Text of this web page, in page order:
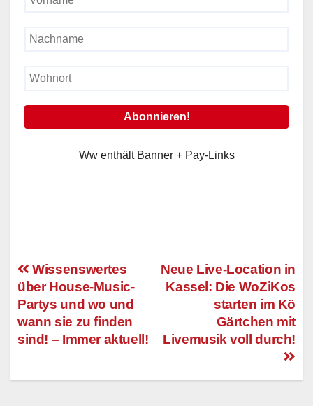
Ww enthält Banner + Pay-Links
Beitragsnavigation
Neue Live-Location in
Kassel: Die WoZiKos
starten im Kö
Gärtchen mit
Livemusik voll durch!
Wissenswertes
über House-Music-
Partys und wo und
wann sie zu finden
sind! – Immer aktuell!